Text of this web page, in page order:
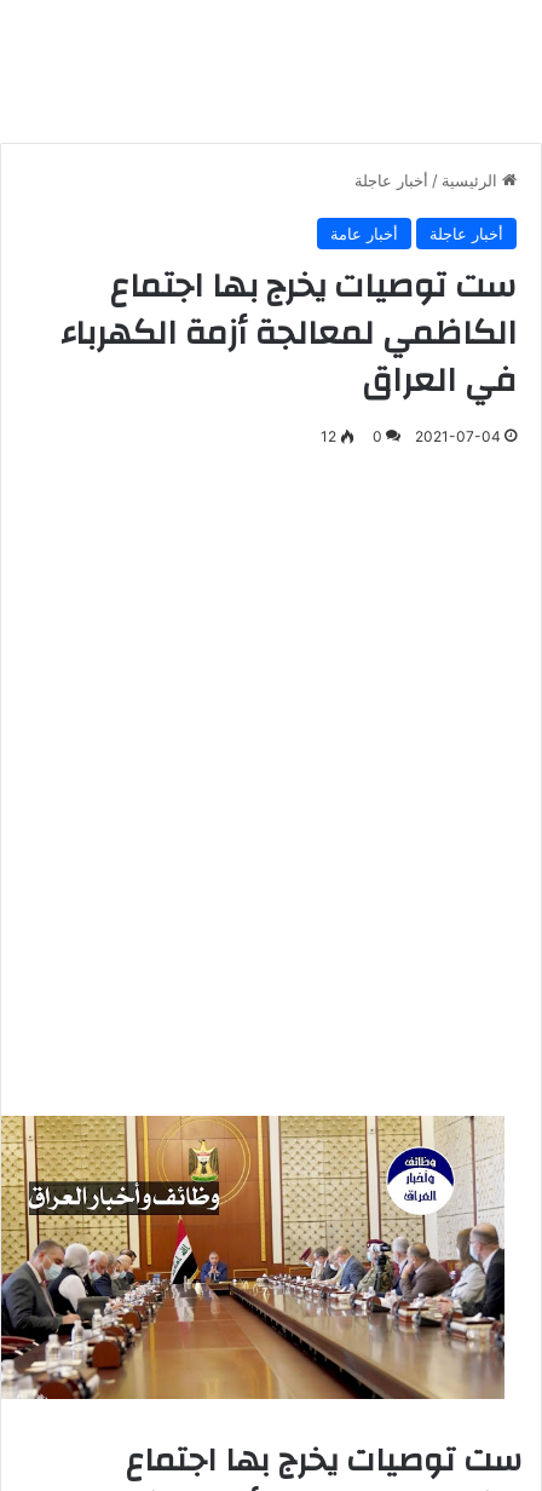
الرئيسية / أخبار عاجلة
أخبار عاجلة أخبار عامة
ست توصيات يخرج بها اجتماع
الكاظمي لمعالجة أزمة الكهرباء
في العراق
2021-07-04
0
12
ست توصيات يخرج بها اجتماع